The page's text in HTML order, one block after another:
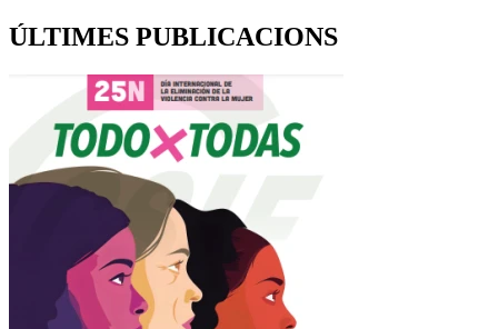
ÚLTIMES PUBLICACIONS